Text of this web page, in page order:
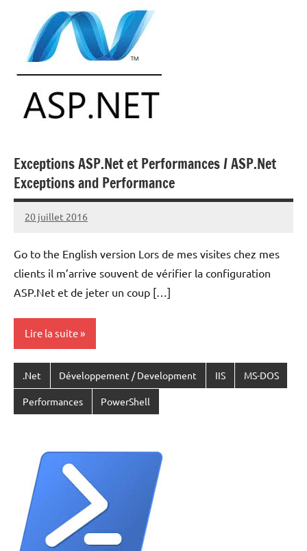
Exceptions ASP.Net et Performances / ASP.Net
Exceptions and Performance
20 juillet 2016
Laurent
ACKER
Go to the English version Lors de mes visites chez mes
clients il m’arrive souvent de vérifier la configuration
ASP.Net et de jeter un coup […]
Lire la suite
.Net Développement / Development IIS MS-DOS
Performances PowerShell